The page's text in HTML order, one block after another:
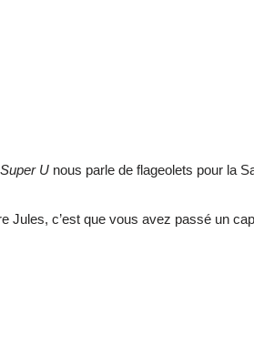
Super U nous parle de flageolets pour la
Jules, c’est que vous avez passé un